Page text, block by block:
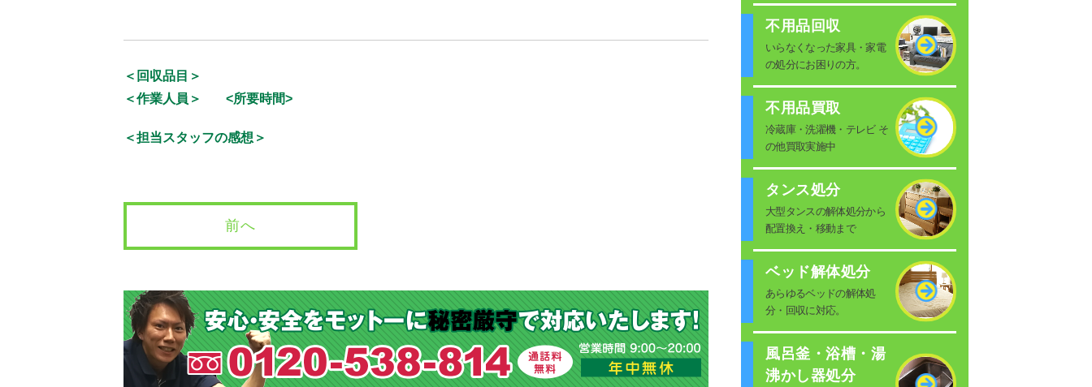
＜回収品目＞
＜作業人員＞
<所要時間>
＜担当スタッフの感想＞
前へ
不用品回収
いらなくなった家具・家電
の処分にお困りの方。
不用品買取
冷蔵庫・洗濯機・テレビ そ
の他買取実施中
タンス処分
大型タンスの解体処分から
配置換え・移動まで
ベッド解体処分
あらゆるベッドの解体処
分・回収に対応。
風呂釜・浴槽・湯
沸かし器処分